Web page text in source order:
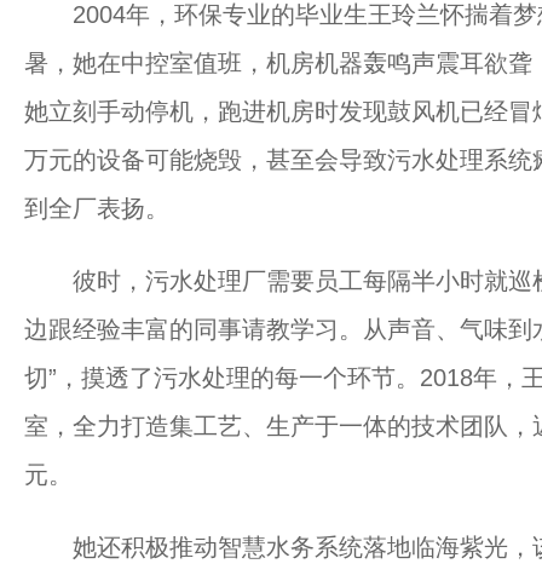
2004年，环保专业的毕业生王玲兰怀揣着梦
暑，她在中控室值班，机房机器轰鸣声震耳欲
她立刻手动停机，跑进机房时发现鼓风机已经
万元的设备可能烧毁，甚至会导致污水处理系
到全厂表扬。
彼时，污水处理厂需要员工每隔半小时就巡
边跟经验丰富的同事请教学习。从声音、气味
切”，摸透了污水处理的每一个环节。2018年，
室，全力打造集工艺、生产于一体的技术团队
元。
她还积极推动智慧水务系统落地临海紫光，